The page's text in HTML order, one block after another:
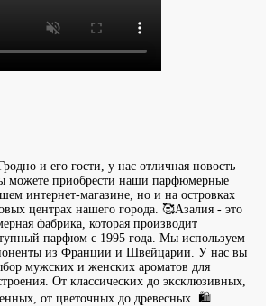
и его гости, у нас отличная новость
можете приобрести наши парфюмерные
интернет-магазине, но и на островках
центрах нашего города. 🥰Азалия - это
фабрика, которая производит
парфюм с 1995 года. Мы используем
из Франции и Швейцарии. У нас вы
мужских и женских ароматов для
От классических до эксклюзивных,
от цветочных до древесных. 🛍️